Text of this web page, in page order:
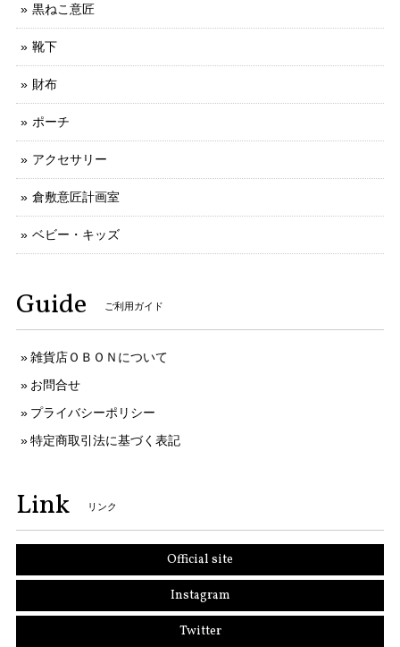
黒ねこ意匠
靴下
財布
ポーチ
アクセサリー
倉敷意匠計画室
ベビー・キッズ
Guide ご利用ガイド
雑貨店ＯＢＯＮについて
お問合せ
プライバシーポリシー
特定商取引法に基づく表記
Link リンク
Official site
Instagram
Twitter